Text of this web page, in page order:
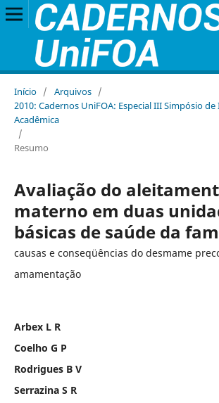
Início / Arquivos /
2010: Cadernos UniFOA: Especial III Simpósio
Acadêmica
/
Resumo
Avaliação do
materno em duas
básicas de saúde da
causas e conseqüências do desmame
amamentação
Arbex L R
Coelho G P
Rodrigues B V
Serrazina S R